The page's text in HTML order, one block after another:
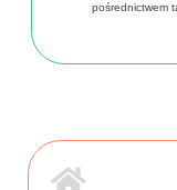
pośrednictwem